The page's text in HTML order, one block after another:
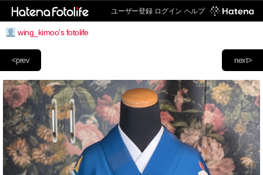
ユーザー登録 ログイン ヘルプ
wing_kimoo's fotolife
next>
<prev